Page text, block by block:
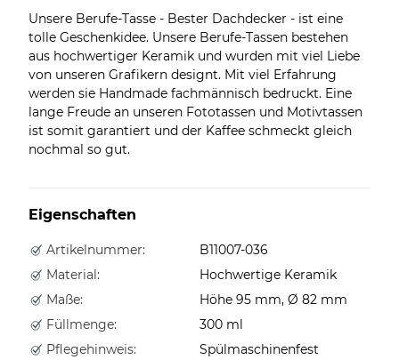
Unsere Berufe-Tasse - Bester Dachdecker - ist eine
tolle Geschenkidee. Unsere Berufe-Tassen bestehen
aus hochwertiger Keramik und wurden mit viel Liebe
von unseren Grafikern designt. Mit viel Erfahrung
werden sie Handmade fachmännisch bedruckt. Eine
lange Freude an unseren Fototassen und Motivtassen
ist somit garantiert und der Kaffee schmeckt gleich
nochmal so gut.
Eigenschaften
Artikelnummer:
B11007-036
Material:
Hochwertige Keramik
Maße:
Höhe 95 mm, Ø 82 mm
Füllmenge:
300 ml
Pflegehinweis:
Spülmaschinenfest